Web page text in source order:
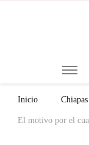
Inicio Chiapas
El motivo por el